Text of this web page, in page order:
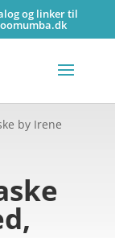
og linker til
by Irene